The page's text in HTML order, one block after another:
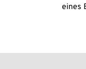
eines